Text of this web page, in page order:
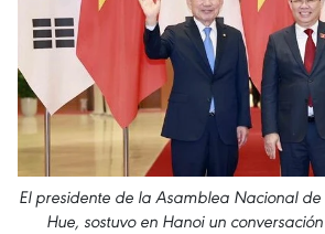
El presidente de la Asamblea Nacional
Hue, sostuvo en Hanoi un